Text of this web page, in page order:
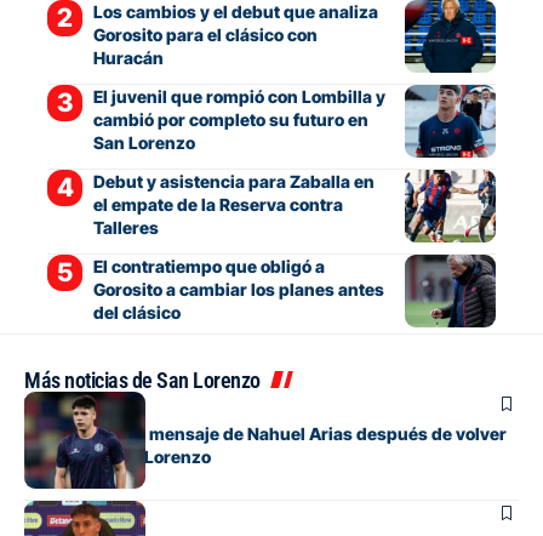
Los cambios y el debut que analiza
Gorosito para el clásico con
Huracán
El juvenil que rompió con Lombilla y
cambió por completo su futuro en
San Lorenzo
Debut y asistencia para Zaballa en
el empate de la Reserva contra
Talleres
El contratiempo que obligó a
Gorosito a cambiar los planes antes
del clásico
Más noticias de San Lorenzo
Fútbol
El conmovedor mensaje de Nahuel Arias después de volver
a jugar en San Lorenzo
Fútbol